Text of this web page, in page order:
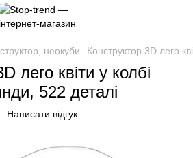
неокуби Конструктор 3D лего
лего квіти у колбі
522 деталі
Написати відгук